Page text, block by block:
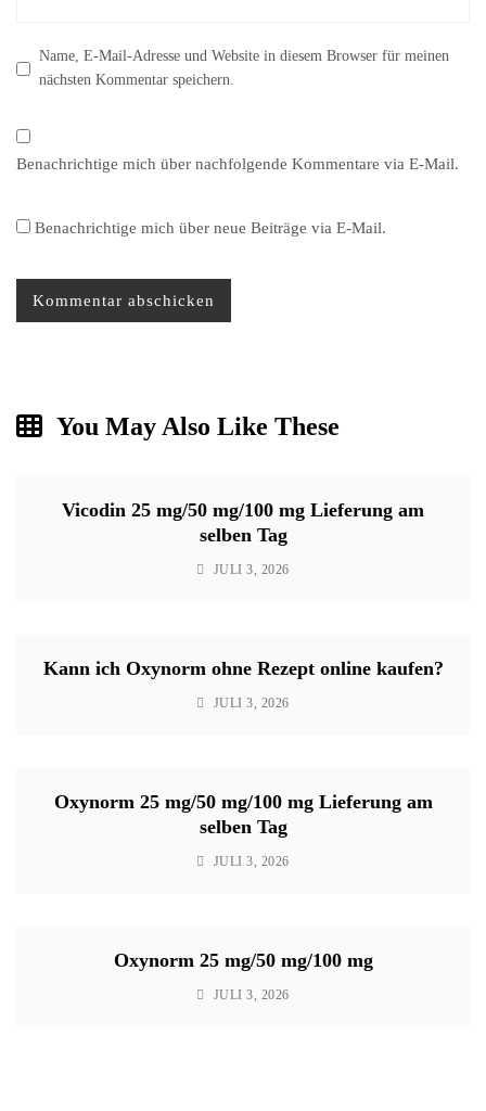
Name, E-Mail-Adresse und Website in diesem Browser für meinen
nächsten Kommentar speichern.
Benachrichtige mich über nachfolgende Kommentare via E-Mail.
Benachrichtige mich über neue Beiträge via E-Mail.
You May Also Like These
Vicodin 25 mg/50 mg/100 mg Lieferung am
selben Tag
JULI 3, 2026
Kann ich Oxynorm ohne Rezept online kaufen?
JULI 3, 2026
Oxynorm 25 mg/50 mg/100 mg Lieferung am
selben Tag
JULI 3, 2026
Oxynorm 25 mg/50 mg/100 mg
JULI 3, 2026